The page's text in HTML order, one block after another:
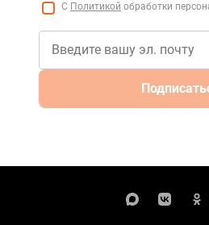
С Политикой обработки